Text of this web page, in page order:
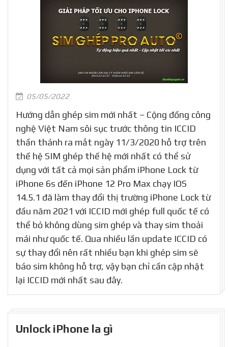
05/05/2022
Hướng dẫn ghép sim mới nhất – Cộng đồng công
nghệ Việt Nam sôi sục trước thông tin ICCID
thần thánh ra mắt ngày 11/3/2020 hỗ trợ trên
thế hệ SIM ghép thế hệ mới nhất có thể sử
dụng với tất cả mọi sản phẩm iPhone Lock từ
iPhone 6s đến iPhone 12 Pro Max chạy IOS
14.5.1 đã làm thay đổi thị trường iPhone Lock từ
đầu năm 2021 với ICCID mới ghép full quốc tế có
thể bỏ không dùng sim ghép và thay sim thoải
mái như quốc tế. Qua nhiều lần update ICCID có
sự thay đổi nên rất nhiều bạn khi ghép sim sẽ
báo sim không hỗ trợ, vậy bạn chỉ cần cập nhật
lại ICCID mới nhất sau đây.
Unlock iPhone la gì